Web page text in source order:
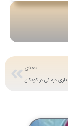
بعدی
بازی درمانی در کودکان